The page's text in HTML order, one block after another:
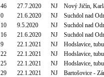
46 27.7.2020 NJ
Nový Jičín,
0 21.6.2020 NJ
Suchdol nad
10 9.5.2020 NJ
Suchdol nad
16 21.6.2020 NJ
Suchdol nad
9 22.1.2021 NJ
Hodslavice,
22 22.1.2021 NJ
Hodslavice,
25 22.1.2021 NJ
Hodslavice,
29 22.1.2021 NJ
Bartošovice -